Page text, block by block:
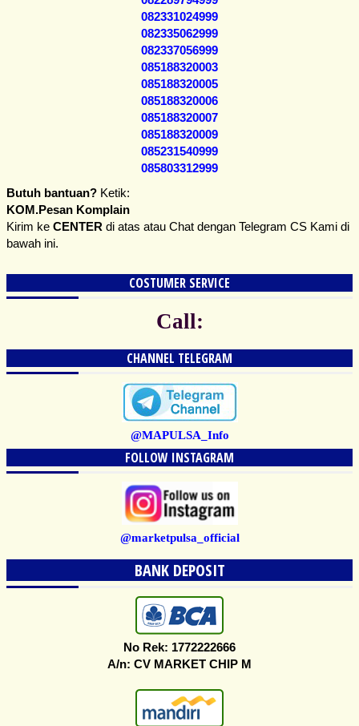
082331024999
082335062999
082337056999
085188320003
085188320005
085188320006
085188320007
085188320009
085231540999
085803312999
Butuh bantuan? Ketik:
KOM.Pesan Komplain
Kirim ke CENTER di atas atau Chat dengan Telegram CS Kami di
bawah ini.
COSTUMER SERVICE
Call:
CHANNEL TELEGRAM
@MAPULSA_Info
FOLLOW INSTAGRAM
@marketpulsa_official
BANK DEPOSIT
No Rek: 1772222666
A/n: CV MARKET CHIP M